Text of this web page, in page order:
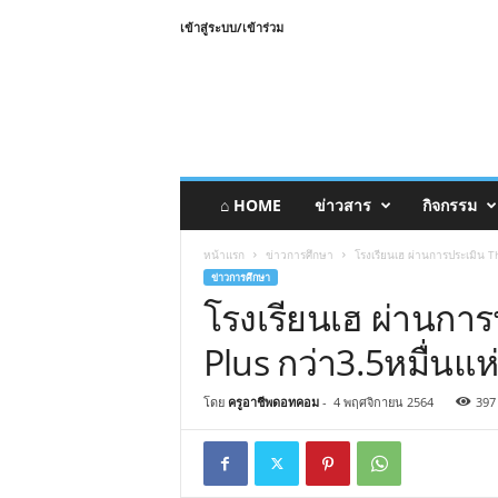
เข้าสู่ระบบ/เข้าร่วม
⌂ HOME ข่าวสาร กิจกรรม
หน้าแรก ข่าวการศึกษา โรงเรียนเฮ ผ่านการประเมิน
ข่าวการศึกษา
โรงเรียนเฮ ผ่านกา
Plus กว่า3.5หมื่นแ
โดย ครูอาชีพดอทคอม- 4 พฤศจิกายน 2564 397